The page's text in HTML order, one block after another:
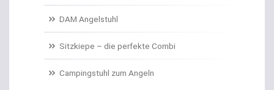
Doppelhaken/Ryderhaken lose
DAM Angelstuhl
Sitzkiepe – die perfekte Combi
Campingstuhl zum Angeln